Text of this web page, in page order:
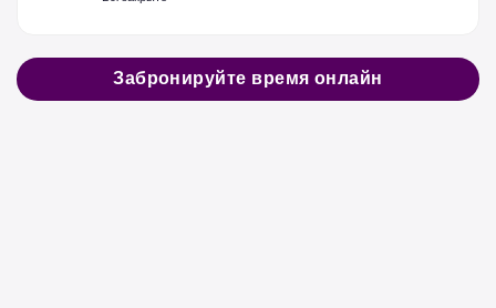
Забронируйте время онлайн